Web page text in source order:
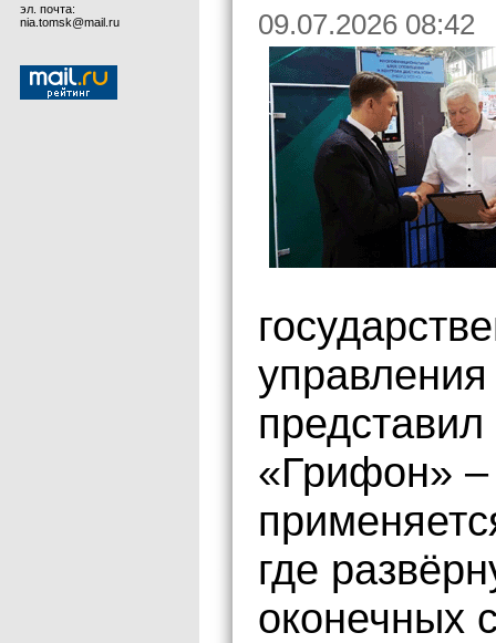
эл. почта:
nia.tomsk@mail.ru
09.07.2026 08:42
«Грифон»
где
оконечных